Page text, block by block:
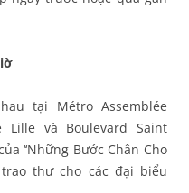
tại Métro Assemblée
Lille và Boulevard Saint
‘‘Những Bước Chân Cho
trao thư cho các đại biểu